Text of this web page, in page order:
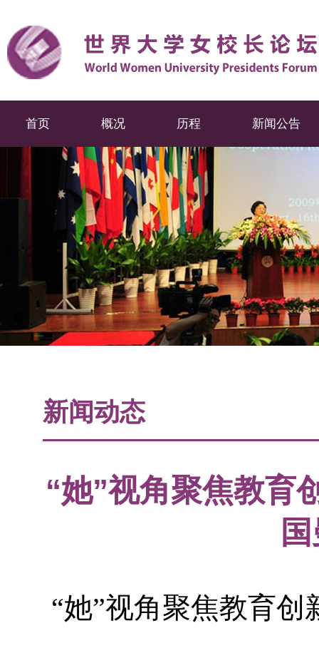
首页 概况 历程 新闻公告
新闻动态
“她”视角聚焦教育
“她”视角聚焦教育